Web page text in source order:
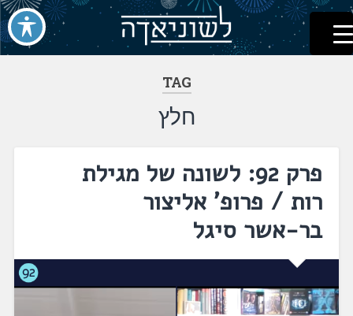
דלג
לתוכן
לשוניאדה
עברית. לשון. שפה
TAG
חלץ
פרק 92: לשונה של מגילת
רות / פרופ' אליצור
בר-אשר סיגל